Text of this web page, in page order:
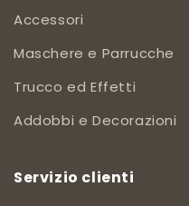
Accessori
Maschere e Parrucche
Trucco ed Effetti
Addobbi e Decorazioni
Servizio clienti